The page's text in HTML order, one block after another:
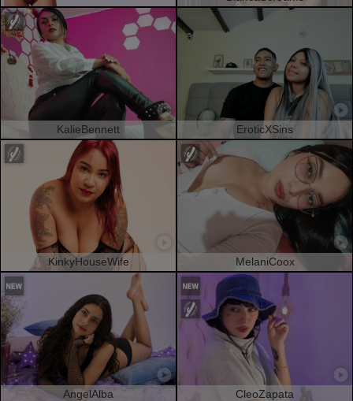
KalieBennett EroticXSins
KinkyHouseWife MelaniCoox
AngelAlba CleoZapata